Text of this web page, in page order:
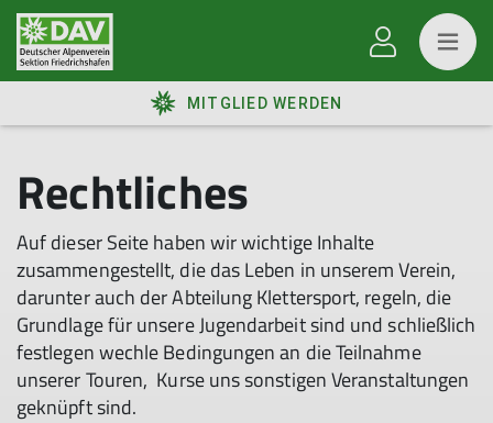
MITGLIED WERDEN
Rechtliches
Auf dieser Seite haben wir wichtige Inhalte
zusammengestellt, die das Leben in unserem Verein,
darunter auch der Abteilung Klettersport, regeln, die
Grundlage für unsere Jugendarbeit sind und schließlich
festlegen wechle Bedingungen an die Teilnahme
unserer Touren, Kurse uns sonstigen Veranstaltungen
geknüpft sind.